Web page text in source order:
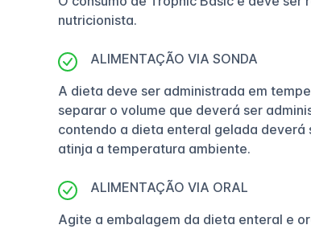
nutricionista.
ALIMENTAÇÃO VIA SONDA
A dieta deve ser administrada em
separar o volume que deverá ser
contendo a dieta enteral gelada
atinja a temperatura ambiente.
ALIMENTAÇÃO VIA ORAL
Agite a embalagem da dieta enteral e